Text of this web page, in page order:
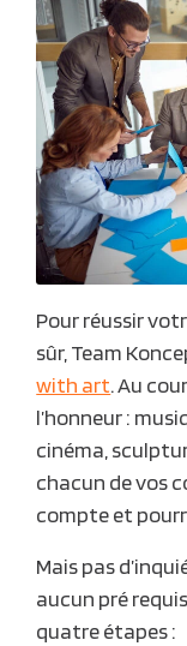
Pour réussir
sûr,Team
with art. Au
l’honneur :
cinéma,
chacun de vos
compte et
Mais pas
aucun pré
quatre étapes :